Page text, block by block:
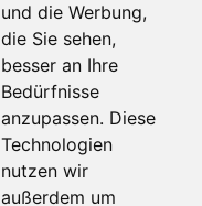
und die Werbung,
die Sie sehen,
besser an Ihre
Bedürfnisse
anzupassen. Diese
Technologien
nutzen wir
außerdem um